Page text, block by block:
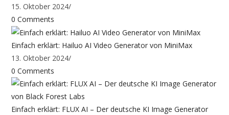
15. Oktober 2024/
0 Comments
Einfach erklärt: Hailuo AI Video Generator von MiniMax
13. Oktober 2024/
0 Comments
Einfach erklärt: FLUX AI – Der deutsche KI Image Generator